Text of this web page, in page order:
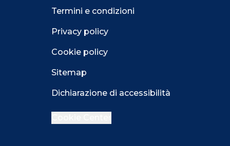
Termini e condizioni
Privacy policy
Cookie policy
Sitemap
Dichiarazione di accessibilità